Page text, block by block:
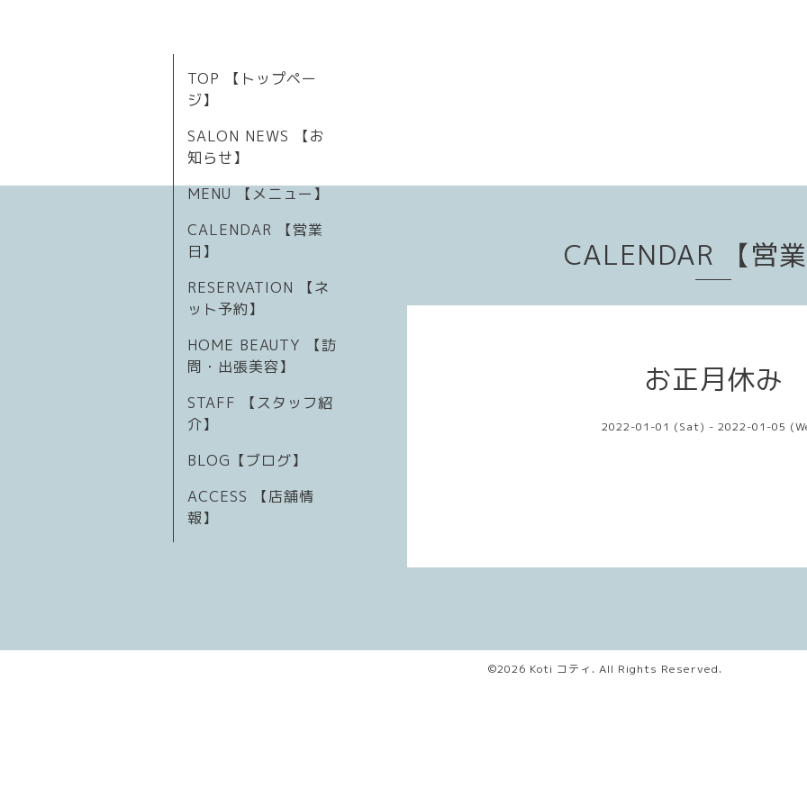
TOP 【トップペー
ジ】
SALON NEWS 【お
知らせ】
MENU 【メニュー】
CALENDAR 【営業
日】
RESERVATION 【ネ
ット予約】
HOME BEAUTY 【訪
問・出張美容】
STAFF 【スタッフ紹
介】
BLOG【ブログ】
ACCESS 【店舗情
報】
CALENDAR 【営
お正月休み
2022-01-01 (Sat) - 2022-01-05
©2026 Koti コティ . All Rights Reserved.